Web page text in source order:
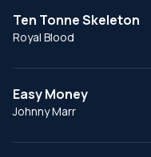
Ten Tonne Skeleton
Royal Blood
Easy Money
Johnny Marr